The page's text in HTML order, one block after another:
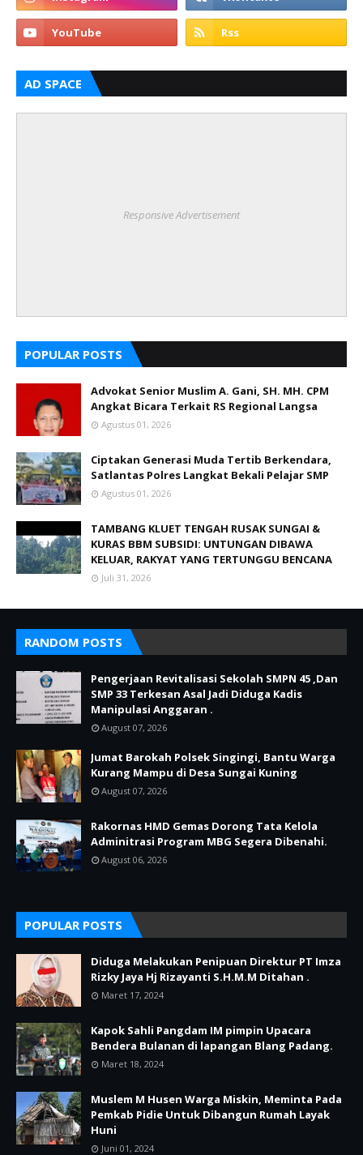
AD SPACE
Responsive Advertisement
POPULAR POSTS
Advokat Senior Muslim A. Gani, SH. MH. CPM
Angkat Bicara Terkait RS Regional Langsa
Agustus 01, 2026
Ciptakan Generasi Muda Tertib Berkendara,
Satlantas Polres Langkat Bekali Pelajar SMP
Agustus 01, 2026
TAMBANG KLUET TENGAH RUSAK SUNGAI &
KURAS BBM SUBSIDI: UNTUNGAN DIBAWA
KELUAR, RAKYAT YANG TERTUNGGU BENCANA
Juli 31, 2026
RANDOM POSTS
Pengerjaan Revitalisasi Sekolah SMPN 45 ,Dan
SMP 33 Terkesan Asal Jadi Diduga Kadis
Manipulasi Anggaran .
August 07, 2026
Jumat Barokah Polsek Singingi, Bantu Warga
Kurang Mampu di Desa Sungai Kuning
August 07, 2026
Rakornas HMD Gemas Dorong Tata Kelola
Adminitrasi Program MBG Segera Dibenahi.
August 06, 2026
POPULAR POSTS
Diduga Melakukan Penipuan Direktur PT Imza
Rizky Jaya Hj Rizayanti S.H.M.M Ditahan .
Maret 17, 2024
Kapok Sahli Pangdam IM pimpin Upacara
Bendera Bulanan di lapangan Blang Padang.
Maret 18, 2024
Muslem M Husen Warga Miskin, Meminta Pada
Pemkab Pidie Untuk Dibangun Rumah Layak
Huni
Juni 01, 2024